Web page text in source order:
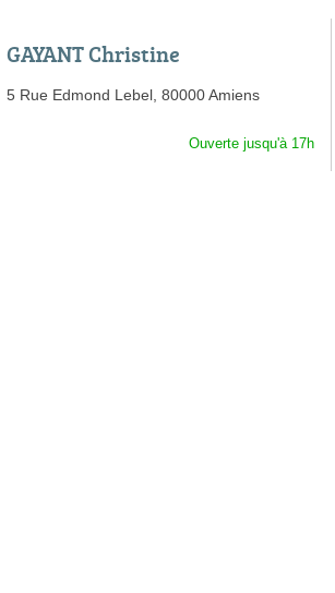
GAYANT Christine
5 Rue Edmond Lebel, 80000 Amiens
Ouverte jusqu'à 17h